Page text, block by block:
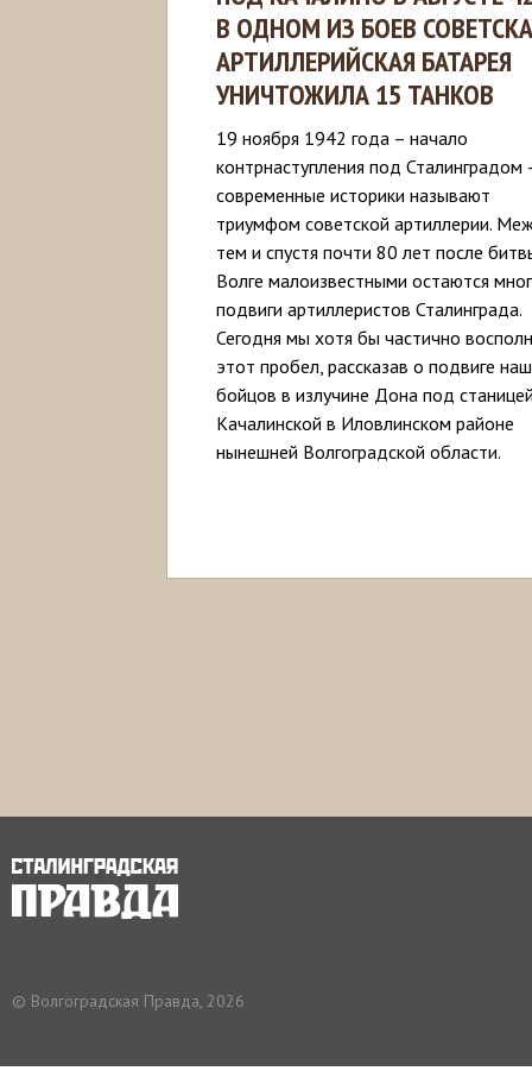
В ОДНОМ ИЗ БОЕВ
АРТИЛЛЕРИЙСКАЯ БАТАРЕЯ
УНИЧТОЖИЛА 15 ТАНКОВ
19 ноября 1942 года – начало
контрнаступления под Сталинградом
современные историки называют
триумфом советской артиллерии.
тем и спустя почти 80 лет после
Волге малоизвестными остаются
подвиги артиллеристов Сталинграда.
Сегодня мы хотя бы частично
этот пробел, рассказав о подвиге
бойцов в излучине Дона под
Качалинской в Иловлинском районе
нынешней Волгоградской области.
© Волгоградская Правда, 2026